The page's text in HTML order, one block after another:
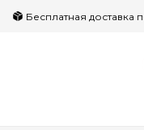
Бесплатная доставка